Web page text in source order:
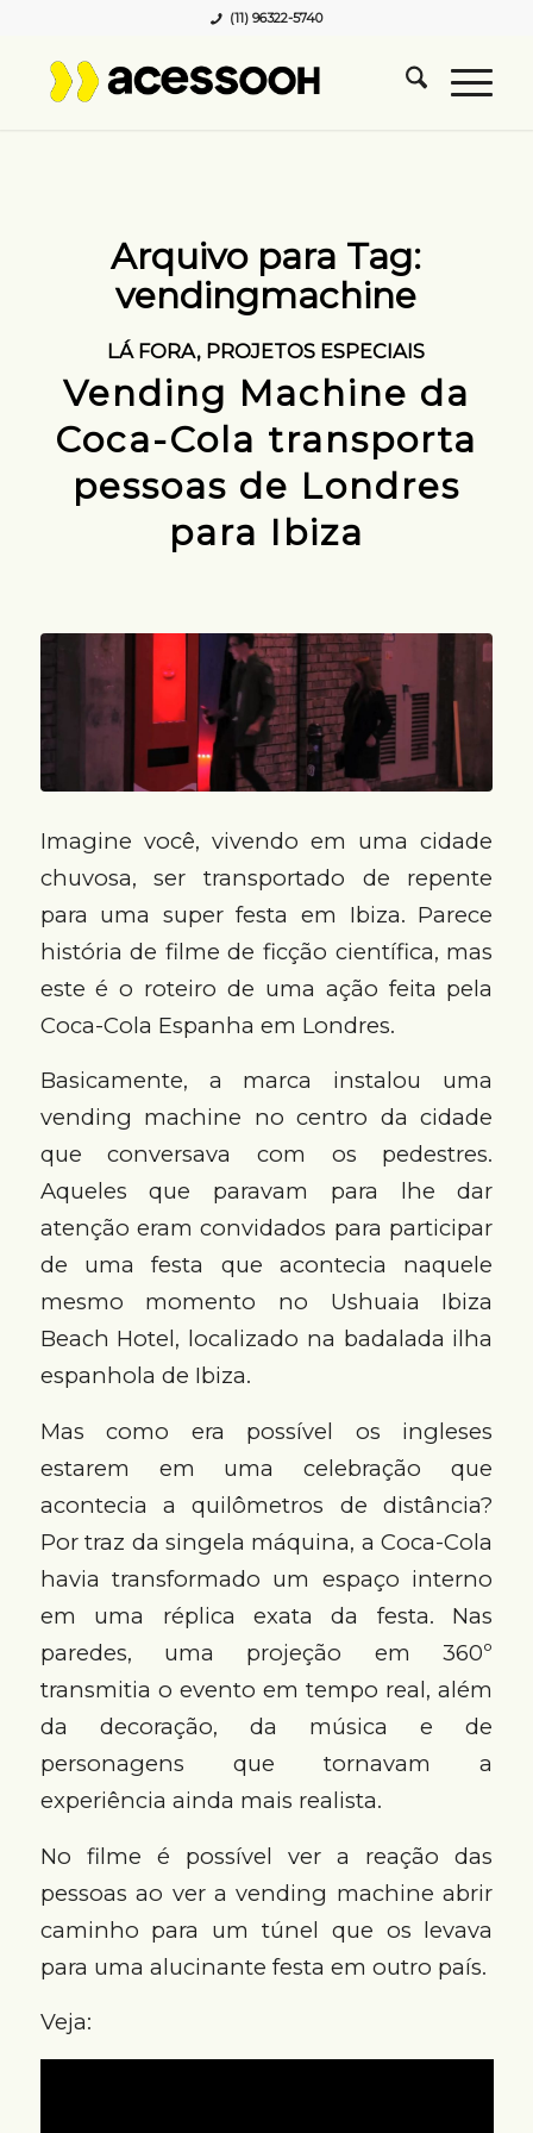
(11) 96322-5740
Arquivo para Tag:
vendingmachine
LÁ FORA, PROJETOS ESPECIAIS
Vending Machine da
Coca-Cola transporta
pessoas de Londres
para Ibiza
Imagine você, vivendo em uma cidade
chuvosa, ser transportado de repente
para uma super festa em Ibiza. Parece
história de filme de ficção científica, mas
este é o roteiro de uma ação feita pela
Coca-Cola Espanha em Londres.
Basicamente, a marca instalou uma
vending machine no centro da cidade
que conversava com os pedestres.
Aqueles que paravam para lhe dar
atenção eram convidados para participar
de uma festa que acontecia naquele
mesmo momento no Ushuaia Ibiza
Beach Hotel, localizado na badalada ilha
espanhola de Ibiza.
Mas como era possível os ingleses
estarem em uma celebração que
acontecia a quilômetros de distância?
Por traz da singela máquina, a Coca-Cola
havia transformado um espaço interno
em uma réplica exata da festa. Nas
paredes, uma projeção em 360º
transmitia o evento em tempo real, além
da decoração, da música e de
personagens que tornavam a
experiência ainda mais realista.
No filme é possível ver a reação das
pessoas ao ver a vending machine abrir
caminho para um túnel que os levava
para uma alucinante festa em outro país.
Veja: